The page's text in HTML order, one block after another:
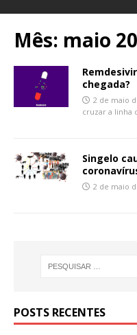
Mês: maio
chegada?
2 de maio
cruzar a linha
Singelo
2 de maio
POSTS RECENTES